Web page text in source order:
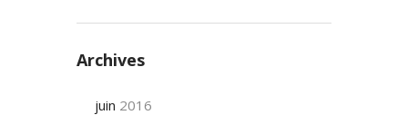
Archives
juin 2016